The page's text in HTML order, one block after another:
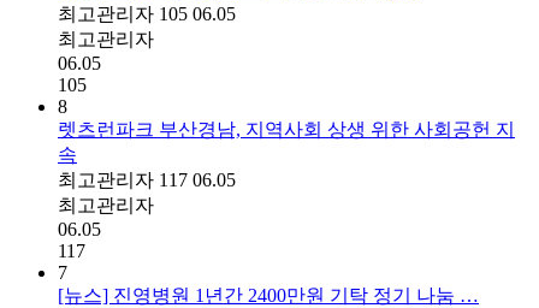
최고관리자 105 06.05
최고관리자
06.05
105
8
렛츠런파크 부산경남, 지역사회 상생 위한 사회공헌 지
속
최고관리자 117 06.05
최고관리자
06.05
117
7
[뉴스] 진영병원 1년간 2400만원 기탁 정기 나눔 …